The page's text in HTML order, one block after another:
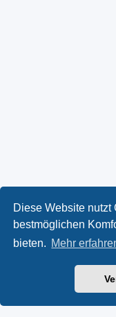
Diese Website nutzt
bestmöglichen
bieten. Mehr